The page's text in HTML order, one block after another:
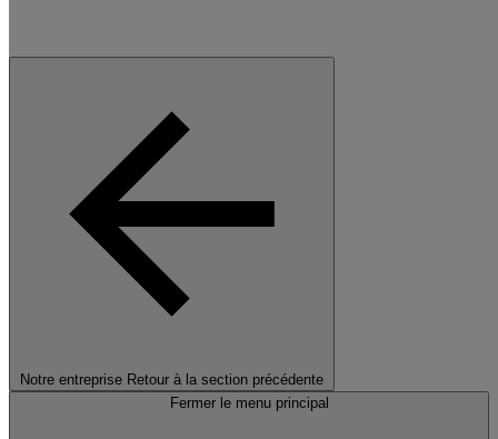
Notre entreprise Retour à la section précédente
Fermer le menu principal